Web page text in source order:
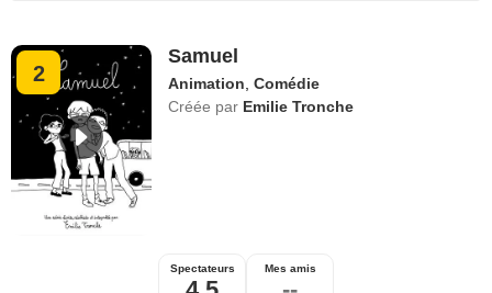
2
Samuel
Animation ,Comédie
Créée par Emilie Tronche
Spectateurs Mes amis